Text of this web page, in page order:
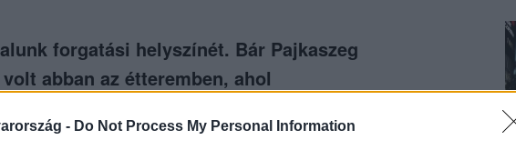
- Do Not Process My Personal Information
forgatási helyszínét. Bár Pajkaszeg
abban az étteremben, ahol
ők okoztak galibát. A forgatást
még a helyieket is értesítették,